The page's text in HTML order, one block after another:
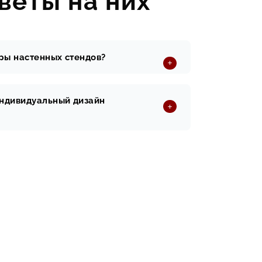
настенных стендов?
дизайн